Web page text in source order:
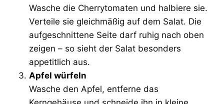
Wasche die Cherrytomaten und halbiere sie.
Verteile sie gleichmäßig auf dem Salat. Die
aufgeschnittene Seite darf ruhig nach oben
zeigen – so sieht der Salat besonders
appetitlich aus.
Apfel würfeln
Wasche den Apfel, entferne das